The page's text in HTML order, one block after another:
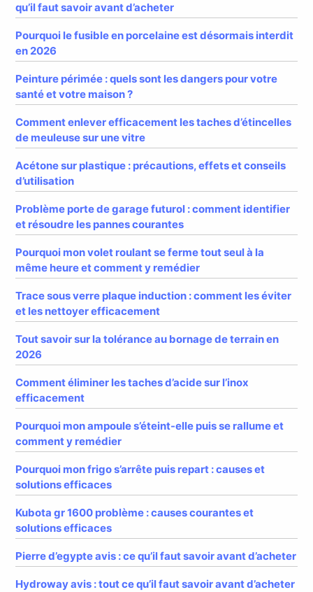
qu’il faut savoir avant d’acheter
Pourquoi le fusible en porcelaine est désormais interdit
en 2026
Peinture périmée : quels sont les dangers pour votre
santé et votre maison ?
Comment enlever efficacement les taches d’étincelles
de meuleuse sur une vitre
Acétone sur plastique : précautions, effets et conseils
d’utilisation
Problème porte de garage futurol : comment identifier
et résoudre les pannes courantes
Pourquoi mon volet roulant se ferme tout seul à la
même heure et comment y remédier
Trace sous verre plaque induction : comment les éviter
et les nettoyer efficacement
Tout savoir sur la tolérance au bornage de terrain en
2026
Comment éliminer les taches d’acide sur l’inox
efficacement
Pourquoi mon ampoule s’éteint-elle puis se rallume et
comment y remédier
Pourquoi mon frigo s’arrête puis repart : causes et
solutions efficaces
Kubota gr 1600 problème : causes courantes et
solutions efficaces
Pierre d’egypte avis : ce qu’il faut savoir avant d’acheter
Hydroway avis : tout ce qu’il faut savoir avant d’acheter